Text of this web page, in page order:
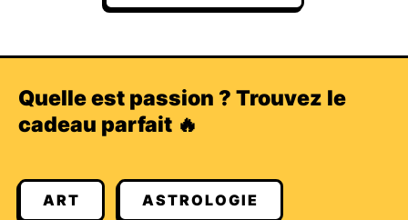
Quelle est passion ? Trouvez le
cadeau parfait 🔥
ART ASTROLOGIE